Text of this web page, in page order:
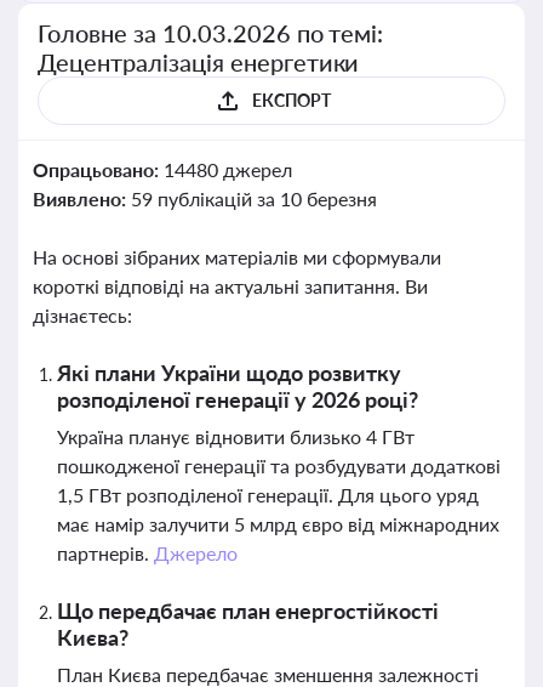
Головне за 10.03.2026 по темі:
Децентралізація енергетики
ЕКСПОРТ
Опрацьовано: 14480 джерел
Виявлено: 59 публікацій за 10 березня
На основі зібраних матеріалів ми сформували
короткі відповіді на актуальні запитання. Ви
дізнаєтесь:
Які плани України щодо розвитку
розподіленої генерації у 2026 році?
Україна планує відновити близько 4 ГВт
пошкодженої генерації та розбудувати додаткові
1,5 ГВт розподіленої генерації. Для цього уряд
має намір залучити 5 млрд євро від міжнародних
партнерів. Джерело
Що передбачає план енергостійкості
Києва?
План Києва передбачає зменшення залежності